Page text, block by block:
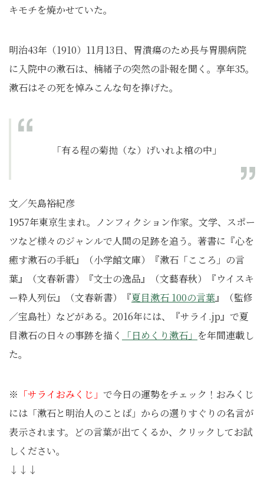
キモチを焼かせていた。
明治43年（1910）11月13日、胃潰瘍のため長与胃腸病院
に入院中の漱石は、楠緒子の突然の訃報を聞く。享年35。
漱石はその死を悼みこんな句を捧げた。
「有る程の菊抛（な）げいれよ棺の中」
文／矢島裕紀彦
1957年東京生まれ。ノンフィクション作家。文学、スポー
ツなど様々のジャンルで人間の足跡を追う。著書に『心を
癒す漱石の手紙』（小学館文庫）『漱石「こころ」の言
葉』（文春新書）『文士の逸品』（文藝春秋）『ウイスキ
ー粋人列伝』（文春新書）『夏目漱石 100の言葉』（監修
／宝島社）などがある。2016年には、『サライ.jp』で夏
目漱石の日々の事跡を描く
「日めくり漱石」 を年間連載し
た。
※ 「サライおみくじ」 で今日の運勢をチェック！おみくじ
には「漱石と明治人のことば」からの選りすぐりの名言が
表示されます。どの言葉が出てくるか、クリックしてお試
しください。
↓↓↓